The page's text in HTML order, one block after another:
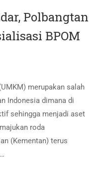
Polbangtan
BPOM
merupakan salah
Indonesia dimana di
sehingga menjadi aset
roda
(Kementan) terus